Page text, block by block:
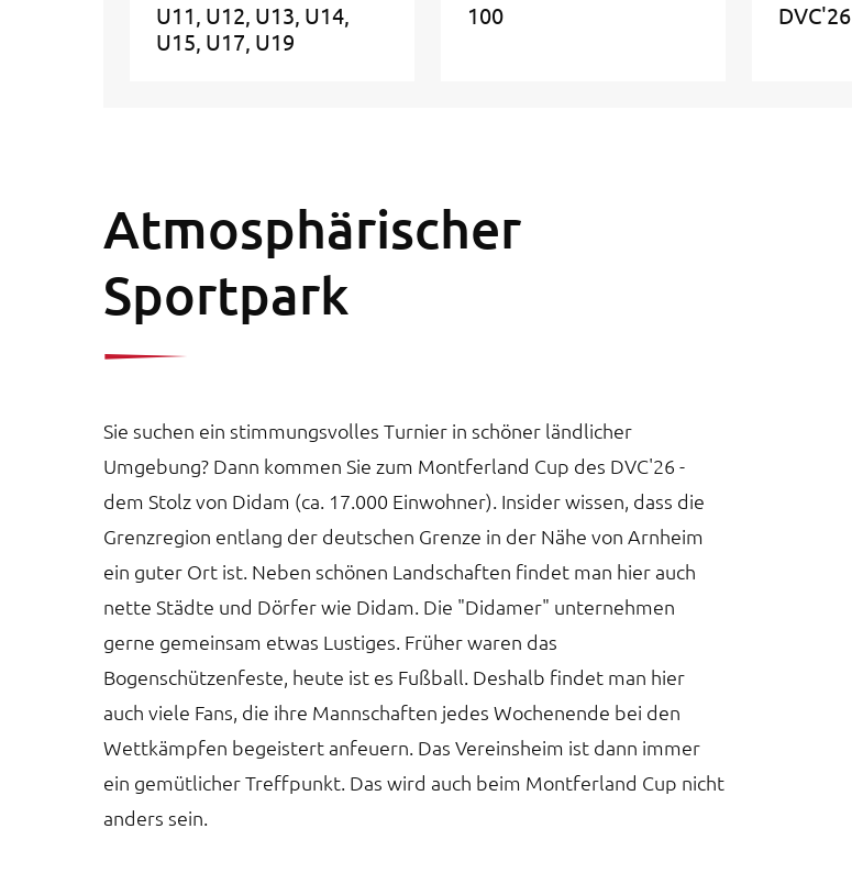
U11 U12 U13 U14
U15 U17 U19
100 DVC'26
Atmosphärischer
Sportpark
Sie suchen ein stimmungsvolles Turnier in schöner ländlicher
Umgebung? Dann kommen Sie zum Montferland Cup des DVC'26 -
dem Stolz von Didam (ca. 17.000 Einwohner). Insider wissen, dass die
Grenzregion entlang der deutschen Grenze in der Nähe von Arnheim
ein guter Ort ist. Neben schönen Landschaften findet man hier auch
nette Städte und Dörfer wie Didam. Die "Didamer" unternehmen
gerne gemeinsam etwas Lustiges. Früher waren das
Bogenschützenfeste, heute ist es Fußball. Deshalb findet man hier
auch viele Fans, die ihre Mannschaften jedes Wochenende bei den
Wettkämpfen begeistert anfeuern. Das Vereinsheim ist dann immer
ein gemütlicher Treffpunkt. Das wird auch beim Montferland Cup nicht
anders sein.